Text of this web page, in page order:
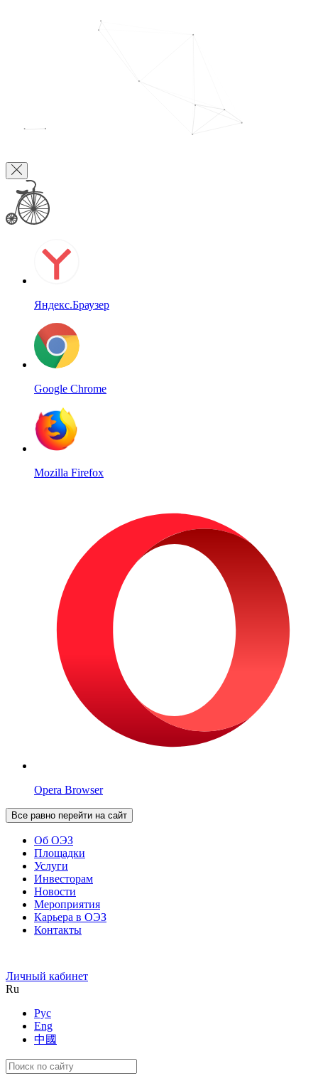
Яндекс.Браузер
Google Chrome
Mozilla Firefox
Opera Browser
Все равно перейти на сайт
Об ОЭЗ
Площадки
Услуги
Инвесторам
Новости
Мероприятия
Карьера в ОЭЗ
Контакты
Личный кабинет
Ru
Рус
Eng
中國